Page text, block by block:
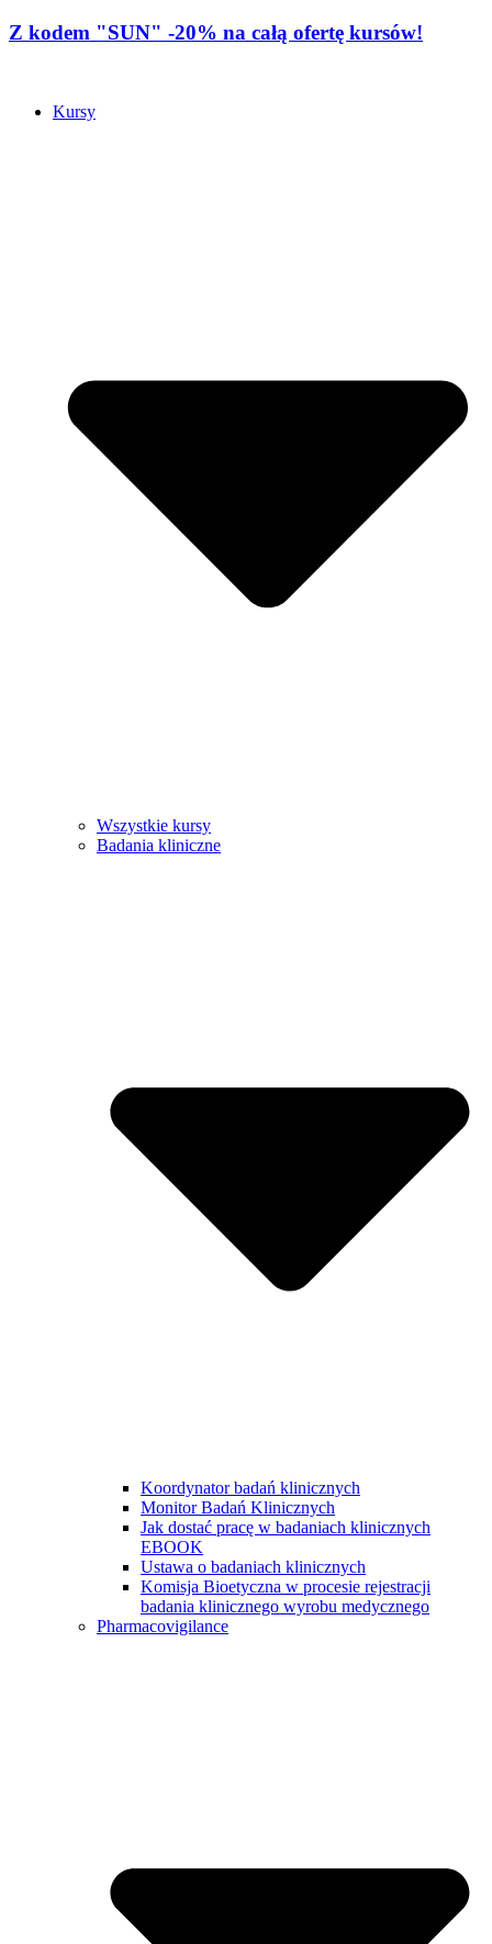
Z kodem "SUN" -20% na całą ofertę kursów!
Kursy
Wszystkie kursy
Badania kliniczne
Koordynator badań klinicznych
Monitor Badań Klinicznych
Jak dostać pracę w badaniach klinicznych
EBOOK
Ustawa o badaniach klinicznych
Komisja Bioetyczna w procesie rejestracji
badania klinicznego wyrobu medycznego
Pharmacovigilance